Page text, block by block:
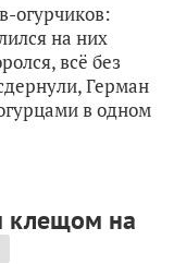
огурчиков:
на них
всё без
Герман
в одном
клещом на